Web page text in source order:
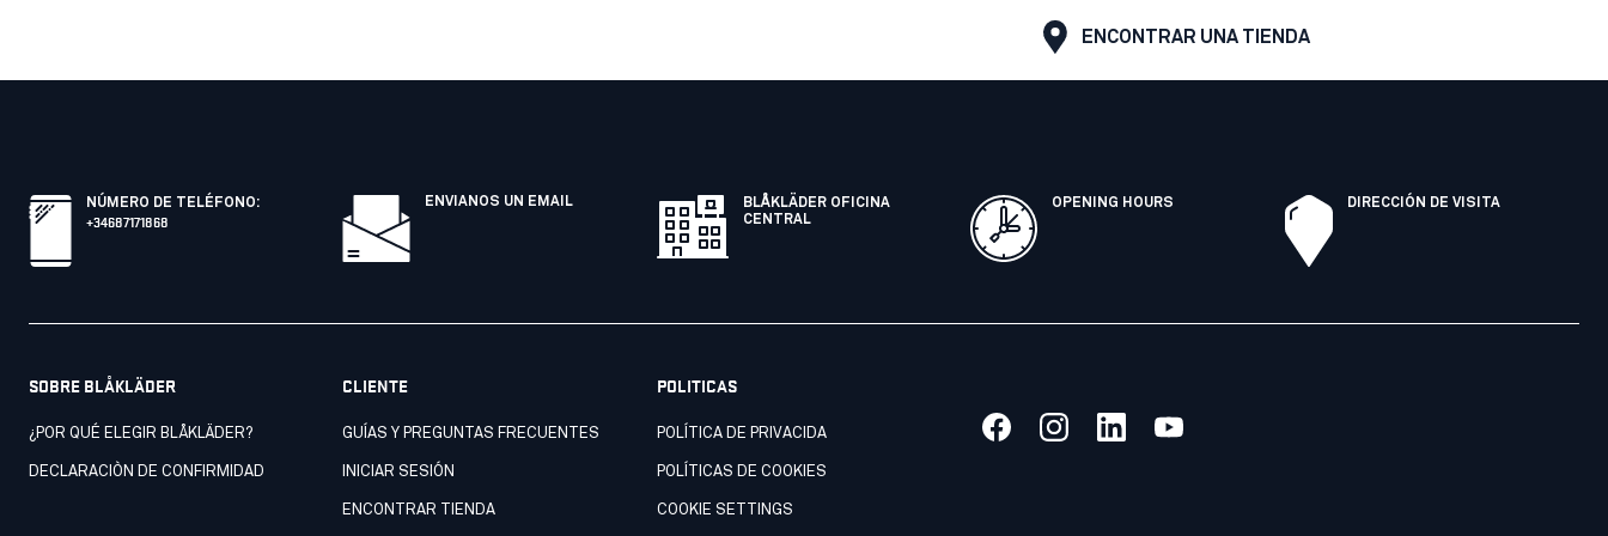
ENCONTRAR UNA TIENDA
NÚMERO DE TELÉFONO:
+34687171868
ENVIANOS UN EMAIL
BLÅKLÄDER OFICINA
CENTRAL
OPENING HOURS DIRECCIÓN DE VISITA
SOBRE BLÅKLÄDER
¿POR QUÉ ELEGIR BLÅKLÄDER?
DECLARACIÒN DE CONFIRMIDAD
CLIENTE
GUÍAS Y PREGUNTAS FRECUENTES
INICIAR SESIÓN
ENCONTRAR TIENDA
POLITICAS
POLÍTICA DE PRIVACIDA
POLÍTICAS DE COOKIES
COOKIE SETTINGS